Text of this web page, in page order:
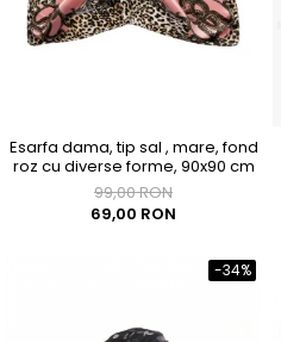
Esarfa dama, tip sal , mare, fond
roz cu diverse forme, 90x90 cm
99,00 RON
69,00 RON
-34%